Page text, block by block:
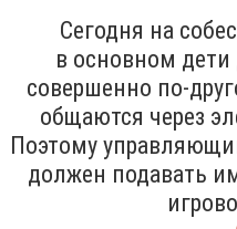
Сегодня на
в основном
совершенно по-
общаются через
Поэтому
должен подавать